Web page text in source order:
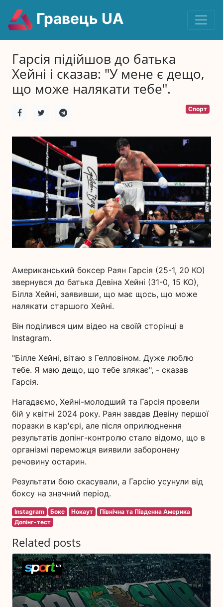
Гравець UA
Гарсія підійшов до батька
Хейні і сказав: "У мене є дещо,
що може налякати тебе".
Спорт
Американський боксер Раян Гарсія (25-1, 20 КО)
звернувся до батька Девіна Хейні (31-0, 15 КО),
Білла Хейні, заявивши, що має щось, що може
налякати старшого Хейні.
Він поділився цим відео на своїй сторінці в
Instagram.
"Білле Хейні, вітаю з Гелловіном. Дуже люблю
тебе. Я маю дещо, що тебе злякає", - сказав
Гарсія.
Нагадаємо, Хейні-молодший та Гарсія провели
бій у квітні 2024 року. Раян завдав Девіну першої
поразки в кар'єрі, але після оприлюднення
результатів допінг-контролю стало відомо, що в
організмі переможця виявили заборонену
речовину остарин.
Результати бою скасували, а Гарсію усунули від
боксу на значний період.
Instagram Бокс Нокаут
Північна та Південна Америка
Допінг-тест
Related posts